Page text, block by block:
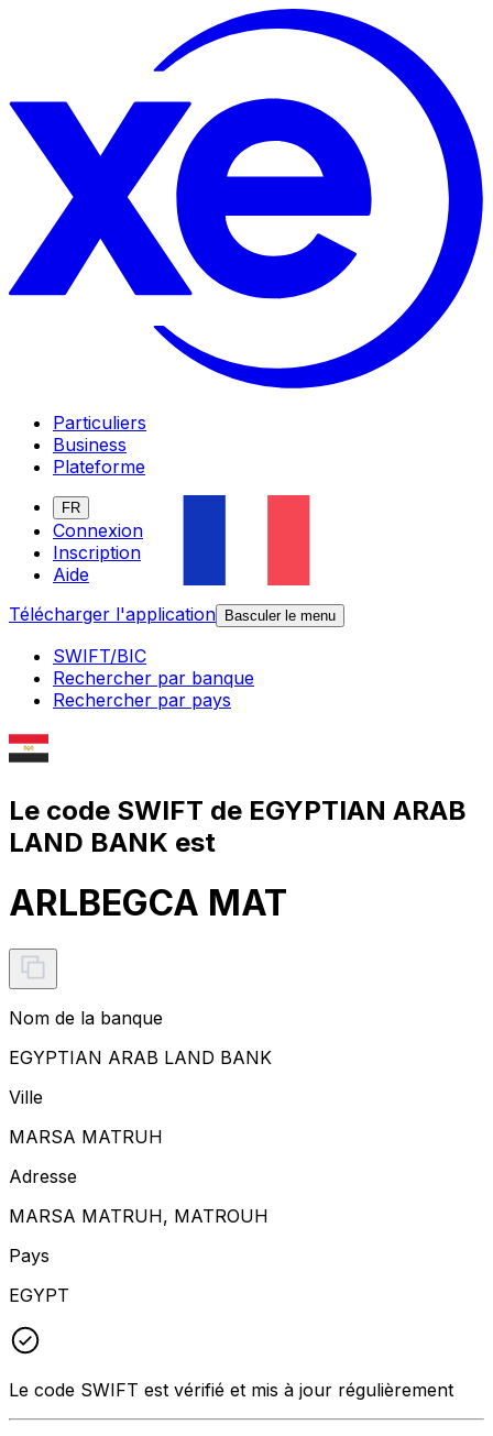
Particuliers
Business
Plateforme
FR
Connexion
Inscription
Aide
Télécharger l'application
Basculer le menu
SWIFT/BIC
Rechercher par banque
Rechercher par pays
Le code SWIFT de EGYPTIAN ARAB
LAND BANK est
ARLBEGCA MAT
Nom de la banque
EGYPTIAN ARAB LAND BANK
Ville
MARSA MATRUH
Adresse
MARSA MATRUH, MATROUH
Pays
EGYPT
Le code SWIFT est vérifié et mis à jour régulièrement